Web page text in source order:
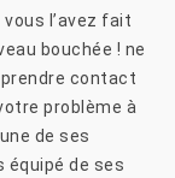
l’avez fait
bouchée ! ne
contact
problème à
de ses
de ses